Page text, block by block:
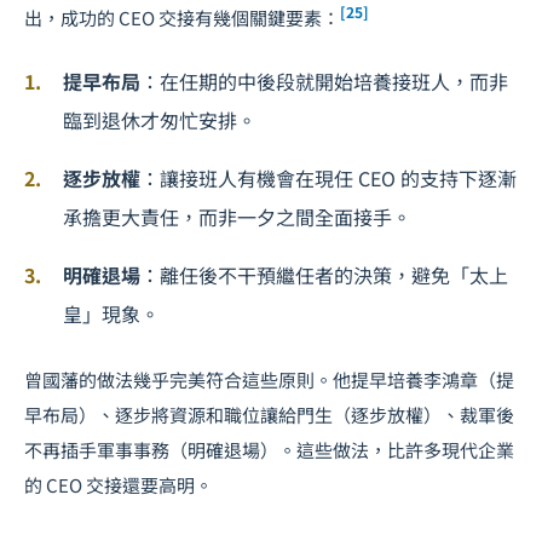
出，成功的 CEO 交接有幾個關鍵要素： [25]
提早布局 ：在任期的中後段就開始培養接班人，而非
臨到退休才匆忙安排。
逐步放權 ：讓接班人有機會在現任 CEO 的支持下逐漸
承擔更大責任，而非一夕之間全面接手。
明確退場 ：離任後不干預繼任者的決策，避免「太上
皇」現象。
曾國藩的做法幾乎完美符合這些原則。他提早培養李鴻章（提
早布局）、逐步將資源和職位讓給門生（逐步放權）、裁軍後
不再插手軍事事務（明確退場）。這些做法，比許多現代企業
的 CEO 交接還要高明。